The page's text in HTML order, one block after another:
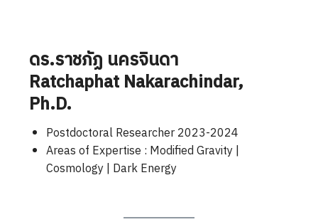
ดร.ราชภัฏ นครจินดา
Ratchaphat Nakarachindar,
Ph.D.
Postdoctoral Researcher 2023-2024
Areas of Expertise : Modified Gravity |
Cosmology | Dark Energy